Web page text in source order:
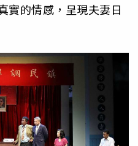
實的情感，呈現夫妻日